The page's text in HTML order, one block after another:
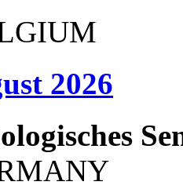
2026